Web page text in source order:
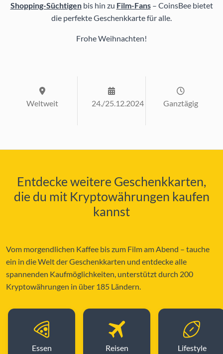
Shopping-Süchtigenbis hin zu Film-Fans– CoinsBee bietet
die perfekte Geschenkkarte für alle.
Frohe Weihnachten!
Weltweit 24./25.12.2024 Ganztägig
Entdecke weitere Geschenkkarten,
die du mit Kryptowährungen kaufen
kannst
Vom morgendlichen Kaffee bis zum Film am Abend – tauche
ein in die Welt der Geschenkkarten und entdecke alle
spannenden Kaufmöglichkeiten, unterstützt durch 200
Kryptowährungen in über 185 Ländern.
Essen Reisen Lifestyle